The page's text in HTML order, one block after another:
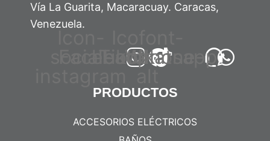
Vía La Guarita, Macaracuay. Caracas,
Venezuela.
Facebook
Tiktok
headphone-
Whatsapp
PRODUCTOS
ACCESORIOS ELÉCTRICOS